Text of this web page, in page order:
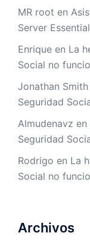
MR root en
Server
Enrique en La
Social no
Jonathan Smith
Seguridad
Almudenavz en
Seguridad
Rodrigo en La
Social no
Archivos